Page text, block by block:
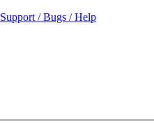
Support / Bugs / Help